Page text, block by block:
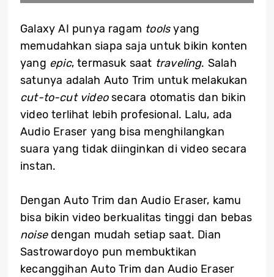
Galaxy AI punya ragam toolsyang
memudahkan siapa saja untuk bikin konten
yang epic, termasuk saat traveling. Salah
satunya adalah Auto Trim untuk melakukan
cut-to-cut videosecara otomatis dan bikin
video terlihat lebih profesional. Lalu, ada
Audio Eraser yang bisa menghilangkan
suara yang tidak diinginkan di video secara
instan.
Dengan Auto Trim dan Audio Eraser, kamu
bisa bikin video berkualitas tinggi dan bebas
noisedengan mudah setiap saat. Dian
Sastrowardoyo pun membuktikan
kecanggihan Auto Trim dan Audio Eraser